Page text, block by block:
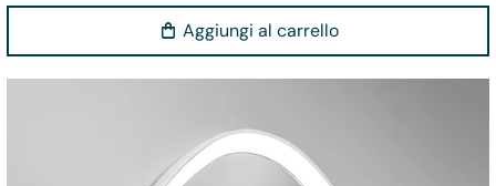
Aggiungi al carrello